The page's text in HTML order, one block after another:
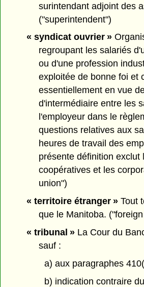
surintendant adjoint des
("superintendent")
« syndicat ouvrier »
regroupant les salariés
ou d'une profession
exploitée de bonne foi et
essentiellement en vue
d'intermédiaire entre les
l'employeur dans le
questions relatives aux
heures de travail des
présente définition exclut
coopératives et les
union")
« territoire étranger »Tout
que le Manitoba.
« tribunal »La Cour du
sauf :
a) aux paragraphes
b) indication contraire